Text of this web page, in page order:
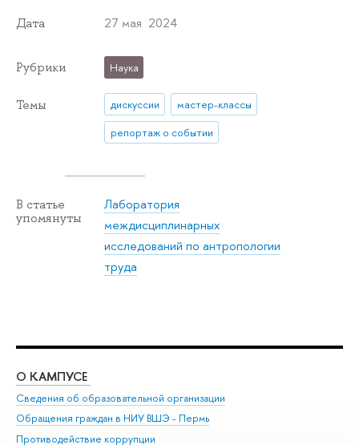
Дата 27 мая 2024
Рубрики Наука
Темы дискуссии
мастер-классы
репортаж о событии
В статье
упомянуты
Лаборатория
междисциплинарных
исследований по антропологии
труда
О КАМПУСЕ
Сведения об образовательной организации
Обращения граждан в НИУ ВШЭ - Пермь
Противодействие коррупции